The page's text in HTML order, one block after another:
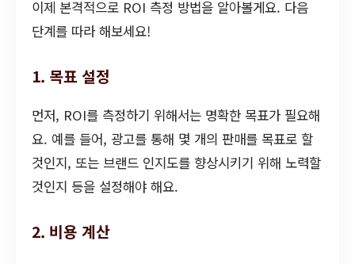
이제 본격적으로 ROI 측정 방법을 알아볼게요. 다음
단계를 따라 해보세요!
1. 목표 설정
먼저, ROI를 측정하기 위해서는 명확한 목표가 필요해
요. 예를 들어, 광고를 통해 몇 개의 판매를 목표로 할
것인지, 또는 브랜드 인지도를 향상시키기 위해 노력할
것인지 등을 설정해야 해요.
2. 비용 계산